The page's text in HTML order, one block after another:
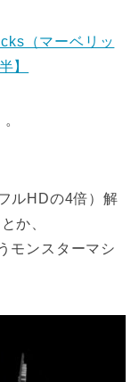
（マーベリッ
】
ルHDの4倍）解
か、
モンスターマシ